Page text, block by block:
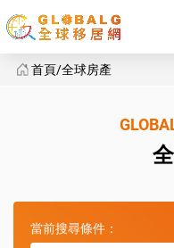
首頁 全球房產
當前搜尋條件：